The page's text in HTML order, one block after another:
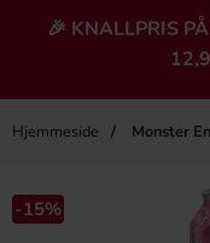
🎉 KNALLPRIS
Hjemmeside Monster
-15%